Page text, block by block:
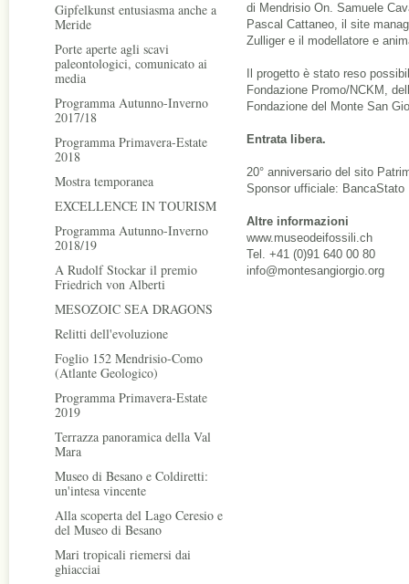
Gipfelkunst entusiasma anche a
Meride
Porte aperte agli scavi
paleontologici, comunicato ai
media
Programma Autunno-Inverno
2017/18
Programma Primavera-Estate
2018
Mostra temporanea
EXCELLENCE IN TOURISM
Programma Autunno-Inverno
2018/19
A Rudolf Stockar il premio
Friedrich von Alberti
MESOZOIC SEA DRAGONS
Relitti dell'evoluzione
Foglio 152 Mendrisio-Como
(Atlante Geologico)
Programma Primavera-Estate
2019
Terrazza panoramica della Val
Mara
Museo di Besano e Coldiretti:
un'intesa vincente
Alla scoperta del Lago Ceresio e
del Museo di Besano
Mari tropicali riemersi dai
ghiacciai
di Mendrisio On. Samuele
Pascal Cattaneo, il site
Zulliger e il modellatore e
Il progetto è stato reso
Fondazione Promo/NCKM,
Fondazione del Monte San
Entrata libera.
20° anniversario del sito
Sponsor ufficiale: BancaStato
Altre informazioni
www.museodeifossili.ch
Tel. +41 (0)91 640 00 80
info@montesangiorgio.org